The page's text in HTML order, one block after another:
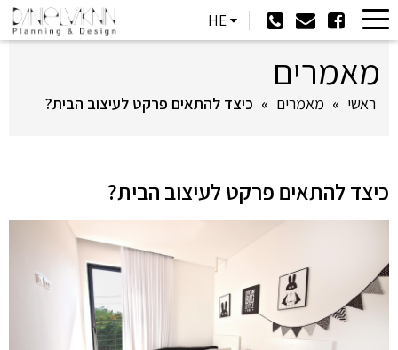
HE
מאמרים
ראשי » מאמרים » כיצד להתאים פרקט לעיצוב הבית?
כיצד להתאים פרקט לעיצוב הבית?